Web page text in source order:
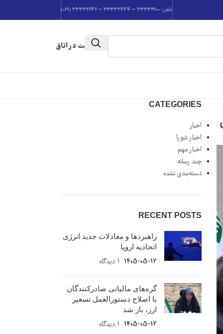
تلفن: 33332900 – 33332744 – 33332642 (061)
عضویت در اتاق
CATEGORIES
اخبار
اخبار شورا
اخبار مهم
چند رسانه
دسته‌بندی نشده
RECENT POSTS
راهبردها و معادلات جدید انرژی
اتحادیه اروپا
1405-05-12 ۱ دیدگاه
گره‌های مالیاتی صادرکنندگان
با اصلاح دستورالعمل تسعیر
ارز، باز شد
1405-05-12 ۱ دیدگاه